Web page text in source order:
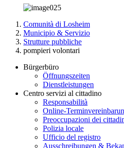
Comunità di Losheim
Municipio & Servizio
Strutture pubbliche
pompieri volontari
Bürgerbüro
Öffnungszeiten
Dienstleistungen
Centro servizi al cittadino
Responsabilità
Online-
Preoccupazioni dei
Polizia locale
Ufficio del registro
Ausschreibungen &